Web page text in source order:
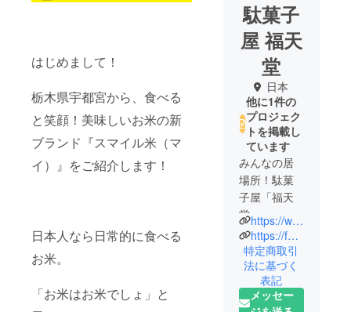
はじめまして！
栃木県宇都宮から、食べる
と笑顔！美味しいお米の新
ブランド『スマイル米（マ
イ）』をご紹介します！
日本人なら日常的に食べる
お米。
「お米はお米でしょ」と
駄菓子
屋 福天
堂
日本
他に1件の
プロジェク
トを掲載し
ています
みんなの居
場所！駄菓
子屋「福天
堂」
栃木県にあ
る古いコイ
ンランド
リーを活用
した駄菓子
https://www.instagram.com/tannpopo29/
https://fukutendou.wixsite.com/fukutendou
特定商取引
法に基づく
表記
メッセー